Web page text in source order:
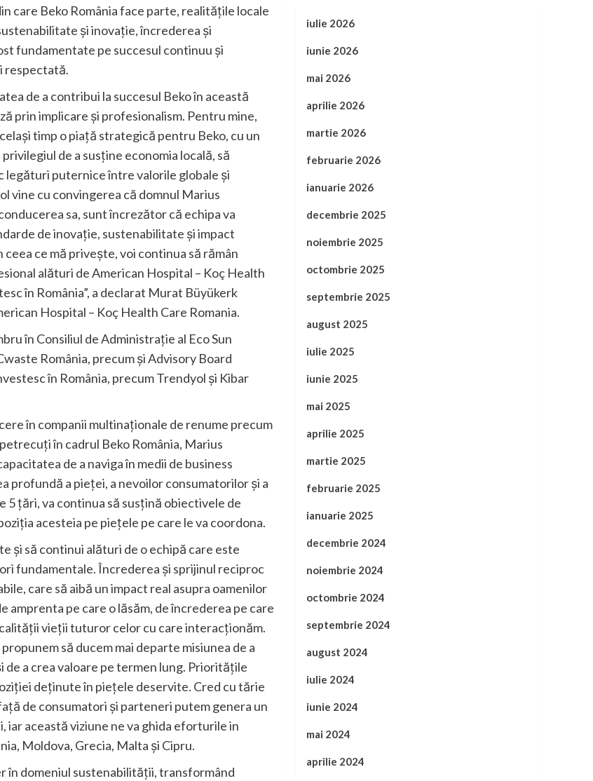
care Beko România face parte, realitățile locale
și inovație, încrederea și
fundamentate pe succesul continuu și
respectată.
de a contribui la succesul Beko în această
prin implicare și profesionalism. Pentru mine,
timp o piață strategică pentru Beko, cu un
de a susține economia locală, să
legături puternice între valorile globale și
vine cu convingerea că domnul Marius
sa, sunt încrezător că echipa va
de inovație, sustenabilitate și impact
ce mă privește, voi continua să rămân
alături de American Hospital – Koç Health
în România”, a declarat Murat Büyükerk
Hospital – Koç Health Care Romania.
în Consiliul de Administrație al Eco Sun
România, precum și Advisory Board
în România, precum Trendyol și Kibar
în companii multinaționale de renume precum
în cadrul Beko România, Marius
de a naviga în medii de business
profundă a pieței, a nevoilor consumatorilor și a
5 țări, va continua să susțină obiectivele de
acesteia pe piețele pe care le va coordona.
și să continui alături de o echipă care este
fundamentale. Încrederea și sprijinul reciproc
care să aibă un impact real asupra oamenilor
amprenta pe care o lăsăm, de încrederea pe care
vieții tuturor celor cu care interacționăm.
să ducem mai departe misiunea de a
a crea valoare pe termen lung. Prioritățile
deținute în piețele deservite. Cred cu tărie
de consumatori și parteneri putem genera un
această viziune ne va ghida eforturile in
Moldova, Grecia, Malta și Cipru.
în domeniul sustenabilității, transformând
iulie 2026
iunie 2026
mai 2026
aprilie 2026
martie 2026
februarie 2026
ianuarie 2026
decembrie 2025
noiembrie 2025
octombrie 2025
septembrie 2025
august 2025
iulie 2025
iunie 2025
mai 2025
aprilie 2025
martie 2025
februarie 2025
ianuarie 2025
decembrie 2024
noiembrie 2024
octombrie 2024
septembrie 2024
august 2024
iulie 2024
iunie 2024
mai 2024
aprilie 2024